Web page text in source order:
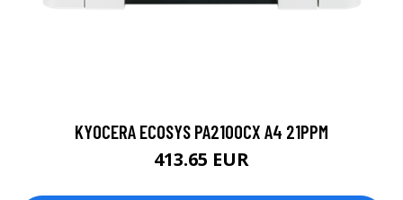
KYOCERA ECOSYS PA2100CX A4 21PPM
413.65 EUR